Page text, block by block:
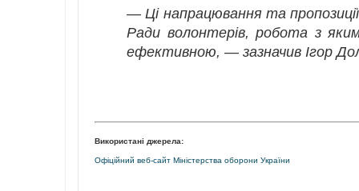
— Ці напрацювання та
Ради волонтерів, робота з
ефективною, — зазначив Ігор
Використані джерела:
Офіційний веб-сайт Міністерства оборони України